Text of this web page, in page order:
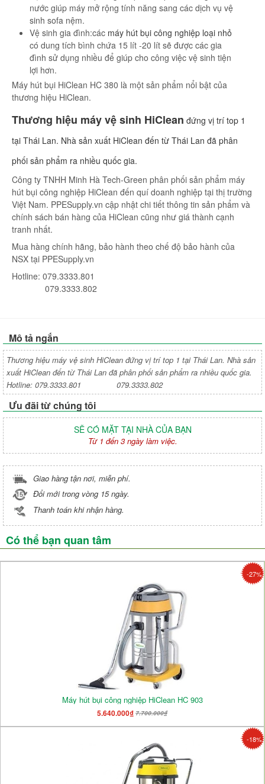
nước giúp máy mở rộng tính năng sang các dịch vụ vệ
sinh sofa nệm.
Vệ sinh gia đình:các máy hút bụi công nghiệp loại nhỏ
có dung tích bình chứa 15 lít -20 lít sẽ được các gia
đình sử dụng nhiều để giúp cho công việc vệ sinh tiện
lợi hơn.
Máy hút bụi HiClean HC 380 là một sản phẩm nổi bật của
thương hiệu HiClean.
Thương hiệu máy vệ sinh HiClean đứng vị trí top 1
tại Thái Lan. Nhà sản xuất HiClean đến từ Thái Lan đã phân
phối sản phẩm ra nhiều quốc gia.
Công ty TNHH Minh Hà Tech-Green phân phối sản phẩm máy
hút bụi công nghiệp HiClean đến quí doanh nghiệp tại thị trường
Việt Nam. PPESupply.vn cập nhật chi tiết thông tin sản phẩm và
chính sách bán hàng của HiClean cũng như giá thành cạnh
tranh nhất.
Mua hàng chính hãng, bảo hành theo chế độ bảo hành của
NSX tại PPESupply.vn
Hotline: 079.3333.801
079.3333.802
Mô tả ngắn
Thương hiệu máy vệ sinh HiClean đứng vị trí top 1 tại Thái Lan. Nhà sản
xuất HiClean đến từ Thái Lan đã phân phối sản phẩm ra nhiều quốc gia.
Hotline: 079.3333.801 079.3333.802
Ưu đãi từ chúng tôi
SẼ CÓ MẶT TẠI NHÀ CỦA BẠN
Từ 1 đến 3 ngày làm việc.
Giao hàng tận nơi, miễn phí.
Đổi mới trong vòng 15 ngày.
Thanh toán khi nhận hàng.
Có thể bạn quan tâm
-27%
Máy hút bụi công nghiệp HiClean HC 903
5.640.000₫ 7.700.000₫
-18%